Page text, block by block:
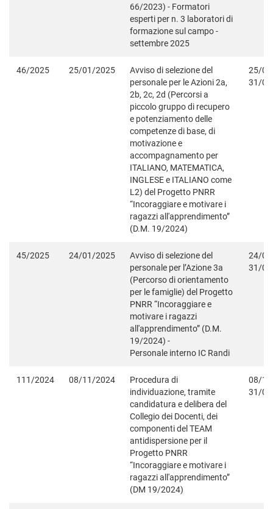
66/2023) - Formatori
esperti per n. 3 laboratori di
formazione sul campo -
settembre 2025
46/2025 25/01/2025
Avviso di selezione del
personale per le Azioni 2a,
2b, 2c, 2d (Percorsi a
piccolo gruppo di recupero
e potenziamento delle
competenze di base, di
motivazione e
accompagnamento per
ITALIANO, MATEMATICA,
INGLESE e ITALIANO come
L2) del Progetto PNRR
“Incoraggiare e motivare i
ragazzi all'apprendimento”
(D.M. 19/2024)
25/
31/
45/2025 24/01/2025
Avviso di selezione del
personale per l’Azione 3a
(Percorso di orientamento
per le famiglie) del Progetto
PNRR “Incoraggiare e
motivare i ragazzi
all'apprendimento” (D.M.
19/2024) -
Personale interno IC Randi
24/
31/
111/2024 08/11/2024
Procedura di
individuazione, tramite
candidatura e delibera del
Collegio dei Docenti, dei
componenti del TEAM
antidispersione per il
Progetto PNRR
“Incoraggiare e motivare i
ragazzi all'apprendimento”
(DM 19/2024)
08/
31/